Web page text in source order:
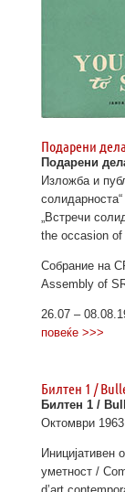
Подарени
Подарени
Изложба и
„Встречи
the occasion of
Собрание на
Assembly of
26.07 –
повеќе >>>
Билтен 1 /
Билтен 1 /
Октомври
уметност /